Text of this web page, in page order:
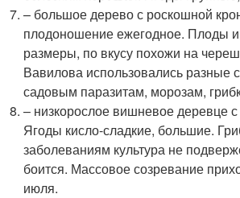
– большое дерево с роскошной
плодоношение ежегодное. Плоды
размеры, по вкусу похожи на
Вавилова использовались разные
садовым паразитам, морозам,
– низкорослое вишневое деревце с
Ягоды кисло-сладкие, большие.
заболеваниям культура не
боится. Массовое созревание
июля.